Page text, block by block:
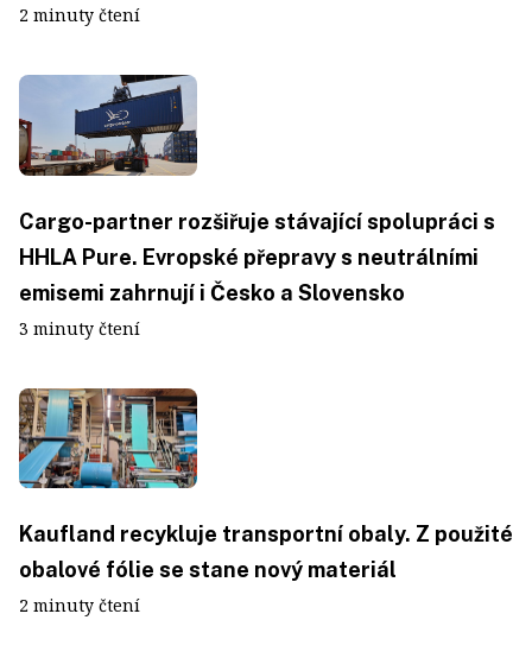
2 minuty čtení
Cargo-partner rozšiřuje stávající spolupráci s
HHLA Pure. Evropské přepravy s neutrálními
emisemi zahrnují i Česko a Slovensko
3 minuty čtení
Kaufland recykluje transportní obaly. Z použité
obalové fólie se stane nový materiál
2 minuty čtení